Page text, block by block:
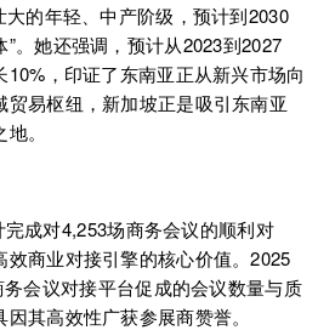
大的年轻、中产阶级，预计到2030
。她还强调，预计从2023到2027
，印证了东南亚正从新兴市场向
易枢纽，新加坡正是吸引东南亚
。
成对4,253场商务会议的顺利对
商业对接引擎的核心价值。2025
会议对接平台促成的会议数量与质
其高效性广获参展商赞誉。